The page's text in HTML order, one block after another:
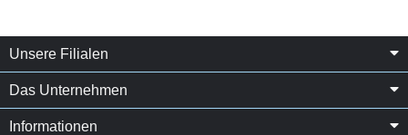
Unsere Filialen
Das Unternehmen
Informationen